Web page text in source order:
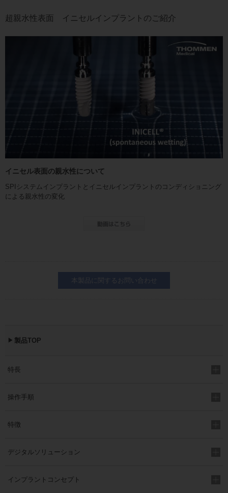
超親水性表面 イニセルインプラントのご紹介
イニセル表面の親水性について
SPIシステムインプラントとイニセルインプラントのコンディショニング
による親水性の変化
本製品に関するお問い合わせ
製品TOP
特長
操作手順
特徴
デジタルソリューション
インプラントコンセプト